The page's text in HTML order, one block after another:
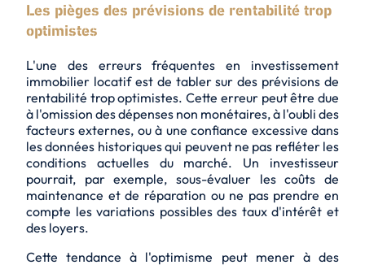
Les pièges des prévisions de rentabilité trop
optimistes
L'une des erreurs fréquentes en investissement
immobilier locatif est de tabler sur des prévisions de
rentabilité trop optimistes. Cette erreur peut être due
à l'omission des dépenses non monétaires, à l'oubli des
facteurs externes, ou à une confiance excessive dans
les données historiques qui peuvent ne pas refléter les
conditions actuelles du marché. Un investisseur
pourrait, par exemple, sous-évaluer les coûts de
maintenance et de réparation ou ne pas prendre en
compte les variations possibles des taux d'intérêt et
des loyers.
Cette tendance à l'optimisme peut mener à des